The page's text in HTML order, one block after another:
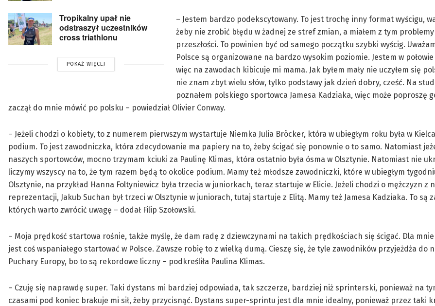
Tropikalny upał nie
odstraszył uczestników
cross triathlonu
POKAŻ WIĘCEJ
– Jestem bardzo podekscytowany. To jest trochę inny format wyścigu,
żeby nie zrobić błędu w żadnej ze stref zmian, a miałem z tym problemy
przeszłości. To powinien być od samego początku szybki wyścig.
Polsce są organizowane na bardzo wysokim poziomie. Jestem w
więc na zawodach kibicuje mi mama. Jak byłem mały nie uczyłem się
nie znam zbyt wielu słów, tylko podstawy jak dzień dobry, cześć. Na
poznałem polskiego sportowca Jamesa Kadziaka, więc może poproszę
zaczął do mnie mówić po polsku – powiedział Olivier Conway.
– Jeżeli chodzi o kobiety, to z numerem pierwszym wystartuje Niemka Julia Bröcker, która w ubiegłym roku była w
podium. To jest zawodniczka, która zdecydowanie ma papiery na to, żeby ścigać się ponownie o to samo. Natomiast
naszych sportowców, mocno trzymam kciuki za Paulinę Klimas, która ostatnio była ósma w Olsztynie. Natomiast nie
liczymy wszyscy na to, że tym razem będą to okolice podium. Mamy też młodsze zawodniczki, które w ubiegłym
Olsztynie, na przykład Hanna Foltyniewicz była trzecia w juniorkach, teraz startuje w Elicie. Jeżeli chodzi o mężczyzn z
reprezentacji, Jakub Suchan był trzeci w Olsztynie w juniorach, tutaj startuje z Elitą. Mamy też Jamesa Kadziaka. To są
których warto zwrócić uwagę – dodał Filip Szołowski.
– Moja prędkość startowa rośnie, także myślę, że dam radę z dziewczynami na takich prędkościach się ścigać. Dla
jest coś wspaniałego startować w Polsce. Zawsze robię to z wielką dumą. Cieszę się, że tyle zawodników przyjeżdża do
Puchary Europy, bo to są rekordowe liczny – podkreśliła Paulina Klimas.
– Czuję się naprawdę super. Taki dystans mi bardziej odpowiada, tak szczerze, bardziej niż sprinterski, ponieważ na
czasami pod koniec brakuje mi sił, żeby przycisnąć. Dystans super-sprintu jest dla mnie idealny, ponieważ przez taki